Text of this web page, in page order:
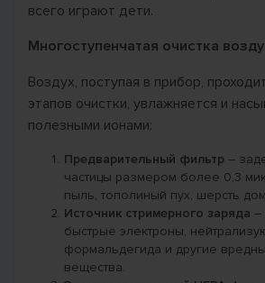
всего играют дети.
Многоступенчатая очистка
Воздух, поступая в прибор,
этапов очистки, увлажняется и
полезными ионами:
Предварительный фильтр –
частицы размером более 0,3
пыль, тополиный пух, шерсть
Источник стримерного заряда –
быстрые электроны,
формальдегида и другие
вещества.